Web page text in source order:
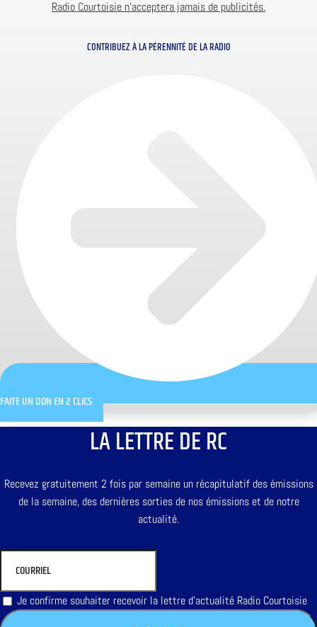
Radio Courtoisie n’acceptera jamais de publicités.
CONTRIBUEZ À LA PÉRENNITÉ DE LA RADIO
FAITE UN DON EN 2 CLICS
LA LETTRE DE RC
Recevez gratuitement 2 fois par semaine un récapitulatif des émissions
de la semaine, des dernières sorties de nos émissions et de notre
actualité.
Je confirme souhaiter recevoir la lettre d'actualité Radio Courtoisie